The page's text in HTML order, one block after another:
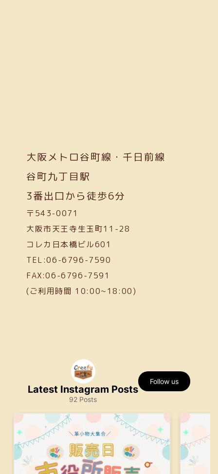
大阪メトロ谷町線・千日前線
谷町九丁目駅
3番出口から徒歩6分
〒543-0071
大阪市天王寺生玉町11-28
コレカ日本橋ビル601
TEL:06-6796-7590
FAX:06-6796-7591
(ご利用時間 10:00~18:00)